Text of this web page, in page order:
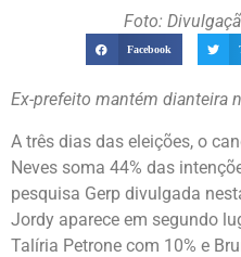
Foto:
Facebook
Ex-prefeito mantém dianteira
A três dias das eleições, o
Neves soma 44% das
pesquisa Gerp divulgada
Jordy aparece em segundo
Talíria Petrone com 10% e